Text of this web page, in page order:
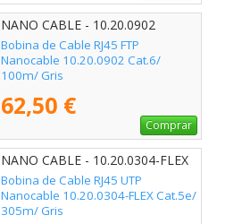
NANO CABLE - 10.20.0902
Bobina de Cable RJ45 FTP
Nanocable 10.20.0902 Cat.6/
100m/ Gris
62,50 €
Comprar
NANO CABLE - 10.20.0304-FLEX
Bobina de Cable RJ45 UTP
Nanocable 10.20.0304-FLEX Cat.5e/
305m/ Gris